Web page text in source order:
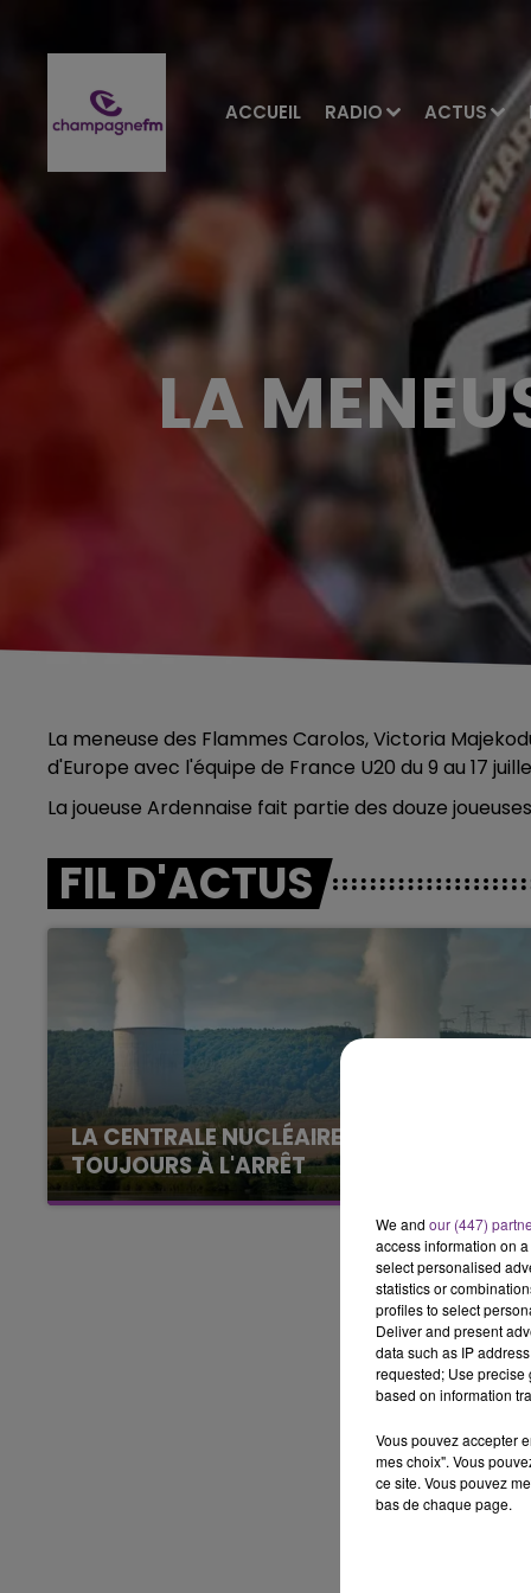
ACCUEIL RADIO ACTUS
11h00 - 16h00
LE WEEK-END CHAMPAGNE FM
LA
La meneuse des Flammes Carolos, Victoria
d'Europe avec l'équipe de France U20 du 9 au 17
La joueuse Ardennaise fait partie des douze
FIL D'ACTUS
LA CENTRALE NUCLÉAIRE DE CHOOZ
TOUJOURS À L'ARRÊT
Cela fait déjà une semaine que la centrale
nucléaire ardennaise est à l'arrêt. Une situation
justifiée par la sécheresse intense qui est
We and our (447)
access information on
select personalised
statistics or
profiles to select
Deliver and present
data such as IP
requested; Use precise
based on information
Vous pouvez accepter
mes choix". Vous
ce site. Vous pouvez
bas de chaque page.